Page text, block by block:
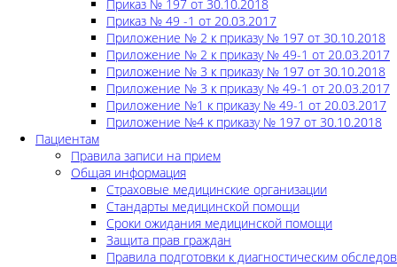
Приказ № 197 от 30.10.2018
Приказ № 49 -1 от 20.03.2017
Приложение № 2 к приказу № 197 от 30.10.2018
Приложение № 2 к приказу № 49-1 от 20.03.2017
Приложение № 3 к приказу № 197 от 30.10.2018
Приложение № 3 к приказу № 49-1 от 20.03.2017
Приложение №1 к приказу № 49-1 от 20.03.2017
Приложение №4 к приказу № 197 от 30.10.2018
Пациентам
Правила записи на прием
Общая информация
Страховые медицинские организации
Стандарты медицинской помощи
Сроки ожидания медицинской помощи
Защита прав граждан
Правила подготовки к диагностическим